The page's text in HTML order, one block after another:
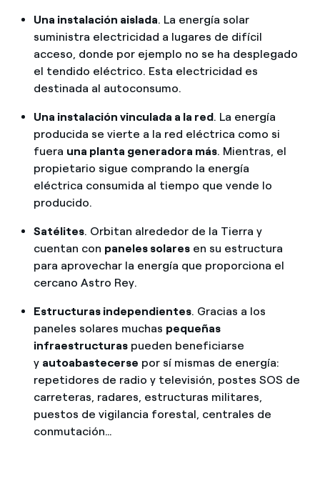
Una instalación aislada. La energía solar
suministra electricidad a lugares de difícil
acceso, donde por ejemplo no se ha desplegado
el tendido eléctrico. Esta electricidad es
destinada al autoconsumo.
Una instalación vinculada a la red. La energía
producida se vierte a la red eléctrica como si
fuera una planta generadora más. Mientras, el
propietario sigue comprando la energía
eléctrica consumida al tiempo que vende lo
producido.
Satélites. Orbitan alrededor de la Tierra y
cuentan con paneles solaresen su estructura
para aprovechar la energía que proporciona el
cercano Astro Rey.
Estructuras independientes. Gracias a los
paneles solares muchas pequeñas
infraestructuraspueden beneficiarse
y autoabastecerse por sí mismas de energía:
repetidores de radio y televisión, postes SOS de
carreteras, radares, estructuras militares,
puestos de vigilancia forestal, centrales de
conmutación…